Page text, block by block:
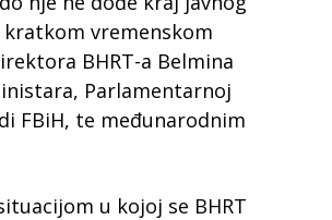
kratkom vremenskom
BHRT-a Belmina
Parlamentarnoj
FBiH, te međunarodnim
u kojoj se BHRT